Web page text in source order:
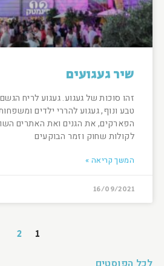
שיר געגועים
זהו סוכות של געגוע. געגוע לריח
טבע ונוף, געגוע להררי ילדים
הפארקים, את הגנים ואת האתרים
לקולות שחוק וזמר הבוקעים
המשך קריאה »
16/09/2021
1
2